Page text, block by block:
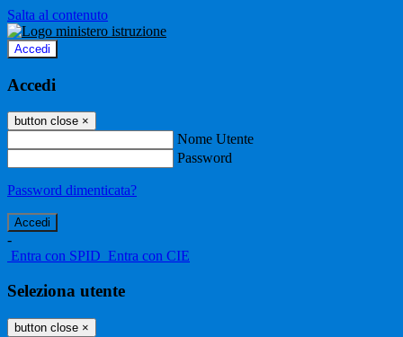
Salta al contenuto
Accedi
Accedi
button close ×
Nome Utente
Password
Password dimenticata?
-
Entra con SPID Entra con CIE
Seleziona utente
button close ×